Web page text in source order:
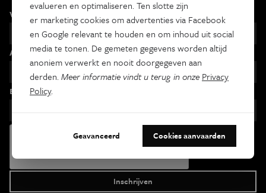
Voornaam
Achternaam
Email
evalueren en optimaliseren. Ten slotte zijn
er marketing cookies om advertenties via Facebook
en Google relevant te houden en om inhoud uit social
media te tonen. De gemeten gegevens worden altijd
anoniem verwerkt en nooit doorgegeven aan
derden.Meer informatie vindt u terug in onze Privacy
Policy.
Geavanceerd Cookies aanvaarden